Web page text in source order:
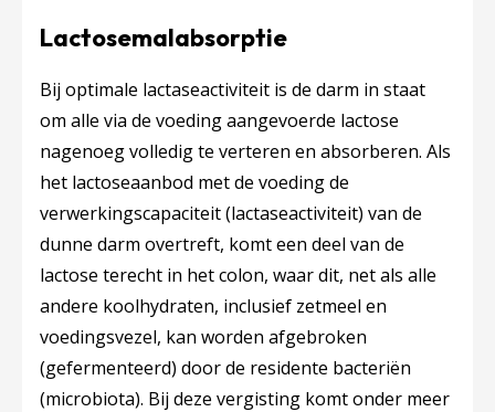
Lactosemalabsorptie
Bij optimale lactaseactiviteit is de darm in staat
om alle via de voeding aangevoerde lactose
nagenoeg volledig te verteren en absorberen. Als
het lactoseaanbod met de voeding de
verwerkingscapaciteit (lactaseactiviteit) van de
dunne darm overtreft, komt een deel van de
lactose terecht in het colon, waar dit, net als alle
andere koolhydraten, inclusief zetmeel en
voedingsvezel, kan worden afgebroken
(gefermenteerd) door de residente bacteriën
(microbiota). Bij deze vergisting komt onder meer